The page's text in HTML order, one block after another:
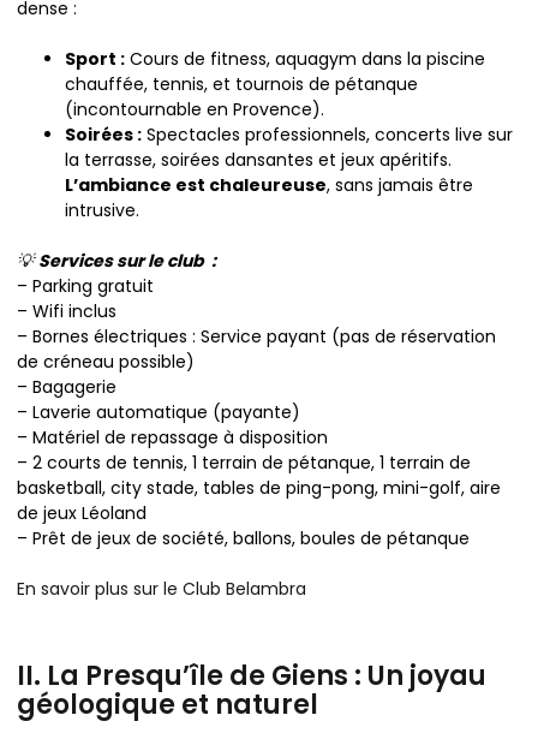
dense :
Sport : Cours de fitness, aquagym dans la piscine
chauffée, tennis, et tournois de pétanque
(incontournable en Provence).
Soirées : Spectacles professionnels, concerts live sur
la terrasse, soirées dansantes et jeux apéritifs.
L’ambiance est chaleureuse, sans jamais être
intrusive.
💡Services sur le club :
– Parking gratuit
– Wifi inclus
– Bornes électriques : Service payant (pas de réservation
de créneau possible)
– Bagagerie
– Laverie automatique (payante)
– Matériel de repassage à disposition
– 2 courts de tennis, 1 terrain de pétanque, 1 terrain de
basketball, city stade, tables de ping-pong, mini-golf, aire
de jeux Léoland
– Prêt de jeux de société, ballons, boules de pétanque
En savoir plus sur le Club Belambra
II. La Presqu’île de Giens : Un joyau
géologique et naturel